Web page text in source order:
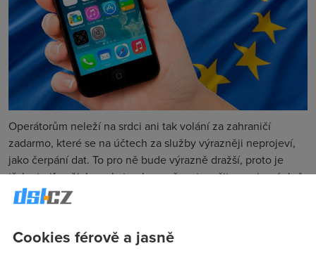
Operátorům neleží na srdci ani tak volání za zahraničí
zadarmo, které se na účtech za služby výrazněji neprojeví,
jako čerpání dat. To pro ně bude výrazně dražší, proto je
třeba tarify nějak osekat nebo možnost zrušit roaming úplně.
První možnosti se chytl
roaming zruší. To v reálu znamená, že pokud s tabletem
Cookies férově a jasně